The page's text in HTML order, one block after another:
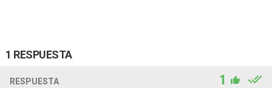
1 RESPUESTA
RESPUESTA 1